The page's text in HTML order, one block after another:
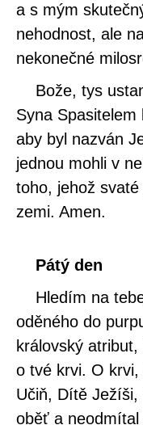
a s mým
nehodnost, ale
nekonečné
Bože, tys
Syna Spasitelem
aby byl nazván
jednou mohli v
toho, jehož
zemi. Amen.
Pátý den
Hledím na
oděného do
královský
o tvé krvi. O krvi,
Učiň, Dítě Ježíši,
oběť a